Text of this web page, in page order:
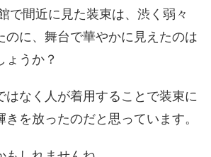
で間近に見た装束は、渋く弱々
のに、舞台で華やかに見えたのは
ょうか？
はなく人が着用することで装束に
を放ったのだと思っています。